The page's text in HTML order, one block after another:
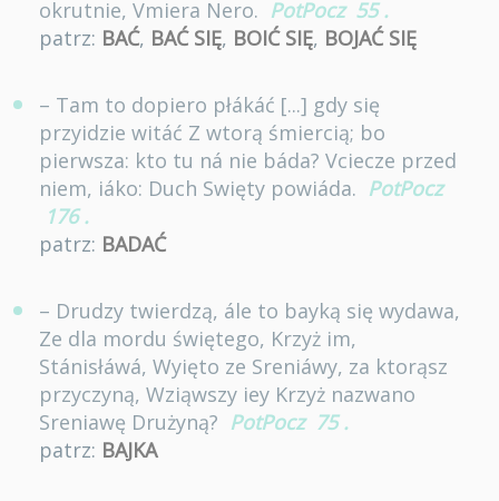
okrutnie, Vmiera Nero. PotPocz 55 .
patrz: BAĆ, BAĆ SIĘ, BOIĆ SIĘ, BOJAĆ SIĘ
– Tam to dopiero płákáć [...] gdy się
przyidzie witáć Z wtorą śmiercią; bo
pierwsza: kto tu ná nie báda? Vciecze przed
niem, iáko: Duch Swięty powiáda. PotPocz
176 .
patrz: BADAĆ
– Drudzy twierdzą, ále to bayką się wydawa,
Ze dla mordu świętego, Krzyż im,
Stánisłáwá, Wyięto ze Sreniáwy, za ktorąsz
przyczyną, Wziąwszy iey Krzyż nazwano
Sreniawę Drużyną? PotPocz 75 .
patrz: BAJKA